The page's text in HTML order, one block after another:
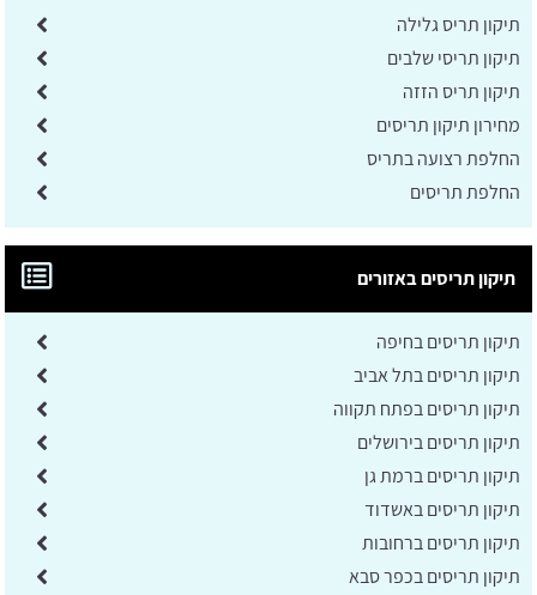
תיקון תריס גלילה
תיקון תריסי שלבים
תיקון תריס הזזה
מחירון תיקון תריסים
החלפת רצועה בתריס
החלפת תריסים
תיקון תריסים באזורים
תיקון תריסים בחיפה
תיקון תריסים בתל אביב
תיקון תריסים בפתח תקווה
תיקון תריסים בירושלים
תיקון תריסים ברמת גן
תיקון תריסים באשדוד
תיקון תריסים ברחובות
תיקון תריסים בכפר סבא